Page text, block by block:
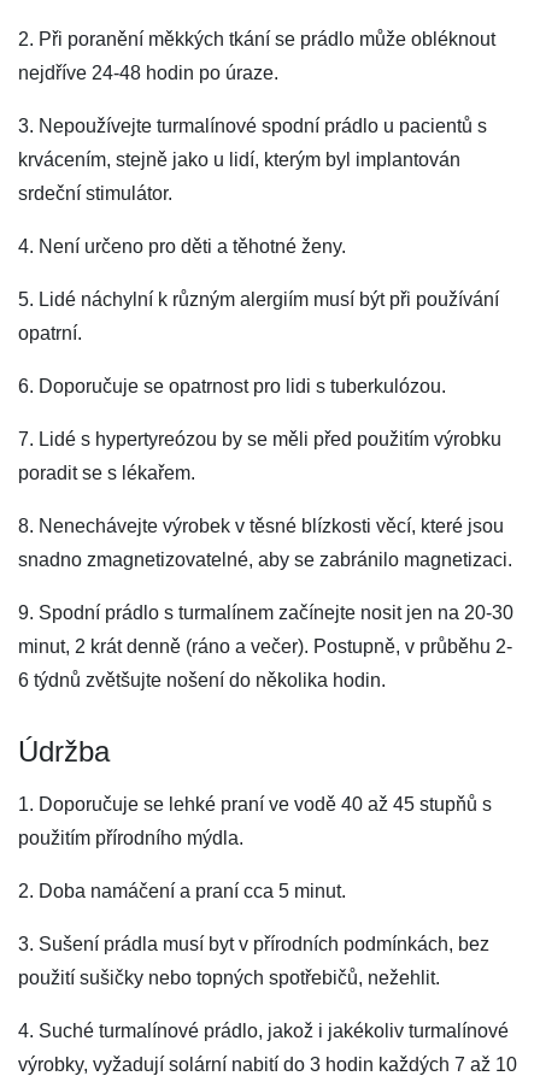
2. Při poranění měkkých tkání se prádlo může obléknout
nejdříve 24-48 hodin po úraze.
3. Nepoužívejte turmalínové spodní prádlo u pacientů s
krvácením, stejně jako u lidí, kterým byl implantován
srdeční stimulátor.
4. Není určeno pro děti a těhotné ženy.
5. Lidé náchylní k různým alergiím musí být při používání
opatrní.
6. Doporučuje se opatrnost pro lidi s tuberkulózou.
7. Lidé s hypertyreózou by se měli před použitím výrobku
poradit se s lékařem.
8. Nenechávejte výrobek v těsné blízkosti věcí, které jsou
snadno zmagnetizovatelné, aby se zabránilo magnetizaci.
9. Spodní prádlo s turmalínem začínejte nosit jen na 20-30
minut, 2 krát denně (ráno a večer). Postupně, v průběhu 2-
6 týdnů zvětšujte nošení do několika hodin.
Údržba
1. Doporučuje se lehké praní ve vodě 40 až 45 stupňů s
použitím přírodního mýdla.
2. Doba namáčení a praní cca 5 minut.
3. Sušení prádla musí byt v přírodních podmínkách, bez
použití sušičky nebo topných spotřebičů, nežehlit.
4. Suché turmalínové prádlo, jakož i jakékoliv turmalínové
výrobky, vyžadují solární nabití do 3 hodin každých 7 až 10